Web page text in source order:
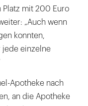
Platz mit 200 Euro
„Auch wenn
konnten,
jede einzelne
Apotheke nach
an die Apotheke